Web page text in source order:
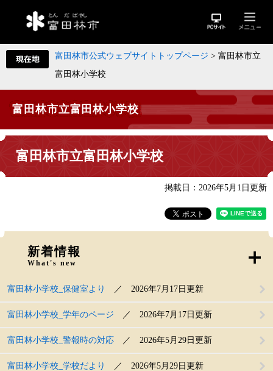
富田林市公式ウェブサイトトップページ > 富田林市立
富田林小学校
富田林市立富田林小学校
富田林市立富田林小学校
掲載日：2026年5月1日更新
新着情報
What's new
富田林小学校_保健室より 2026年7月17日更新
富田林小学校_学年のページ 2026年7月17日更新
富田林小学校_警報時の対応 2026年5月29日更新
富田林小学校_学校だより 2026年5月29日更新